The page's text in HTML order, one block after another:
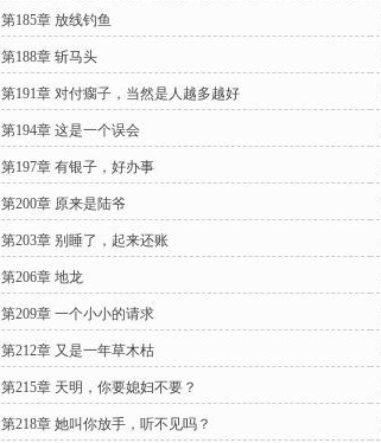
第185章 放线钓鱼
第188章 斩马头
第191章 对付瘸子，当然是人越多越好
第194章 这是一个误会
第197章 有银子，好办事
第200章 原来是陆爷
第203章 别睡了，起来还账
第206章 地龙
第209章 一个小小的请求
第212章 又是一年草木枯
第215章 天明，你要媳妇不要？
第218章 她叫你放手，听不见吗？